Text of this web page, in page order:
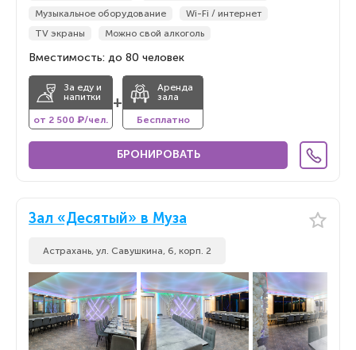
Музыкальное оборудование
Wi-Fi / интернет
TV экраны
Можно свой алкоголь
Вместимость: до 80 человек
За еду и
напитки
от 2 500 ₽/чел.
+
Аренда
зала
Бесплатно
БРОНИРОВАТЬ
Зал «Десятый» в Муза
Астрахань, ул. Савушкина, 6, корп. 2